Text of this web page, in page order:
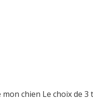
chien Le choix de